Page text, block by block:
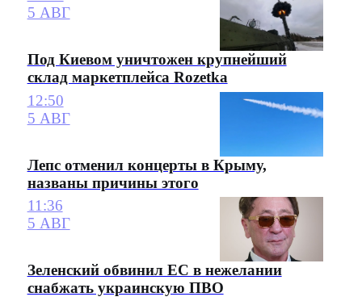
5 АВГ
Под Киевом уничтожен крупнейший
склад маркетплейса Rozetka
12:50
5 АВГ
Лепс отменил концерты в Крыму,
названы причины этого
11:36
5 АВГ
Зеленский обвинил ЕС в нежелании
снабжать украинскую ПВО